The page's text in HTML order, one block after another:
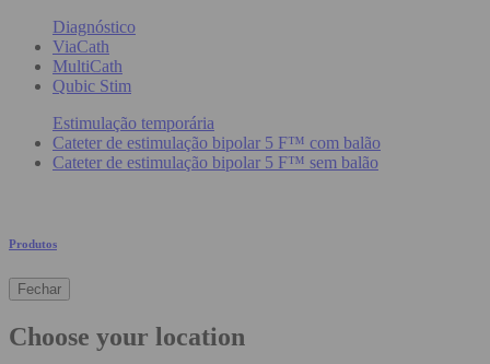
Diagnóstico
ViaCath
MultiCath
Qubic Stim
Estimulação temporária
Cateter de estimulação bipolar 5 F™ com balão
Cateter de estimulação bipolar 5 F™ sem balão
Produtos
Fechar
Choose your location